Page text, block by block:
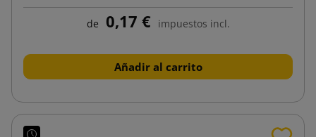
de 0,17 € impuestos incl.
Añadir al carrito